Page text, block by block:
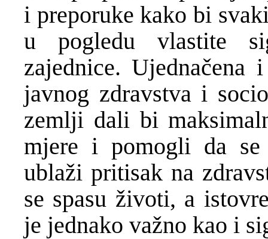
i preporuke kako bi
u pogledu vlastite
zajednice.
javnog zdravstva i
zemlji dali bi
mjere i pomogli da se
ublaži pritisak na
se spasu životi, a
je jednako važno kao i